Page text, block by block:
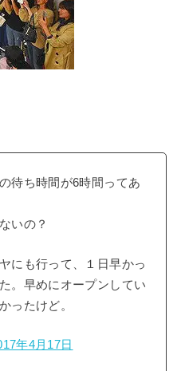
待ち時間が6時間ってあ
いの？
にも行って、１日早かっ
。早めにオープンしてい
ったけど。
年4月17日